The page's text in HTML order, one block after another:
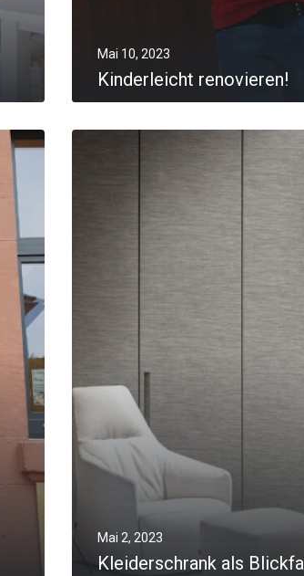
Mai 10, 2023
Kinderleicht renovieren!
Mai 2, 2023
Kleiderschrank als